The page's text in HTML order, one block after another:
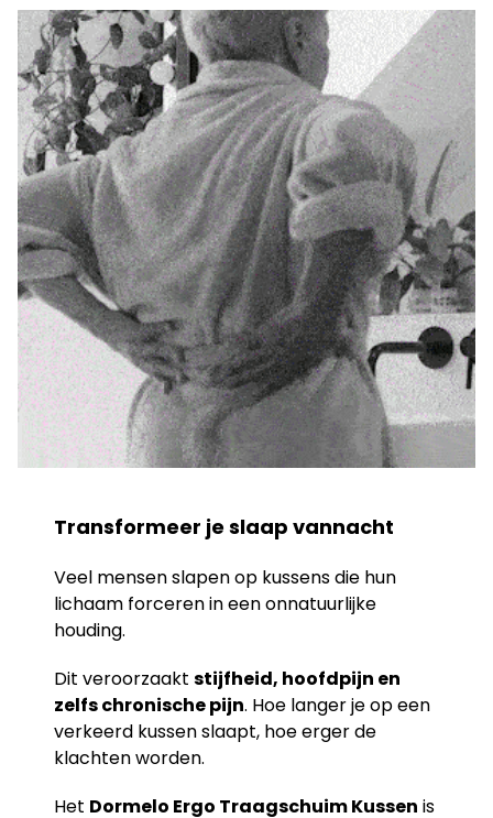
Transformeer je slaap vannacht
Veel mensen slapen op kussens die hun
lichaam forceren in een onnatuurlijke
houding.
Dit veroorzaaktstijfheid, hoofdpijn en
zelfs chronische pijn. Hoe langer je op een
verkeerd kussen slaapt, hoe erger de
klachten worden.
Het Dormelo Ergo Traagschuim Kussen is